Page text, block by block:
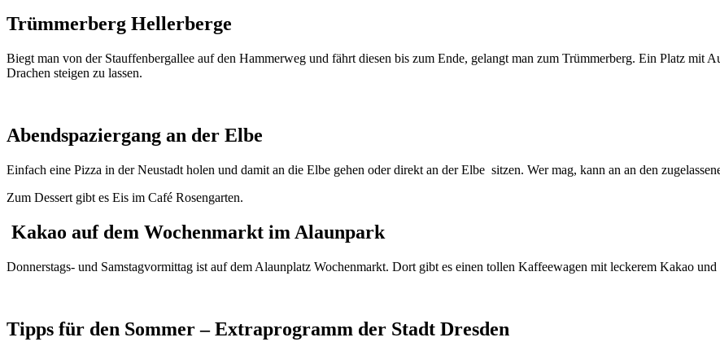
Trümmerberg Hellerberge
Biegt man von der Stauffenbergallee auf den Hammerweg und fährt diesen bis zum Ende, gelangt man zum Trümmerberg. Ein Platz mit
Drachen steigen zu lassen.
Abendspaziergang an der Elbe
Einfach eine Pizza in der Neustadt holen und damit an die Elbe gehen oder direkt an der Elbe sitzen. Wer mag, kann an an den
Zum Dessert gibt es Eis im Café Rosengarten.
Kakao auf dem Wochenmarkt im Alaunpark
Donnerstags- und Samstagvormittag ist auf dem Alaunplatz Wochenmarkt. Dort gibt es einen tollen Kaffeewagen mit leckerem Kakao
Tipps für den Sommer – Extraprogramm der Stadt Dresden